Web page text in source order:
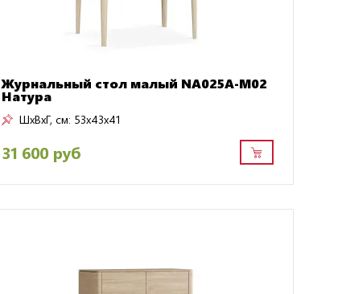
Журнальный стол малый NA025A-M02
Натура
ШxВxГ, см: 53x43x41
31 600 руб